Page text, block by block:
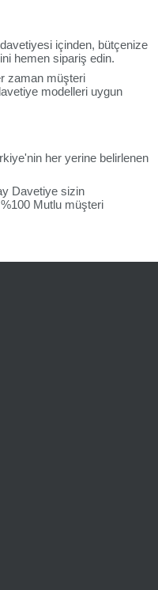
içinden, bütçenize
hemen sipariş edin.
zaman müşteri
modelleri uygun
her yerine belirlenen
Davetiye sizin
Mutlu müşteri